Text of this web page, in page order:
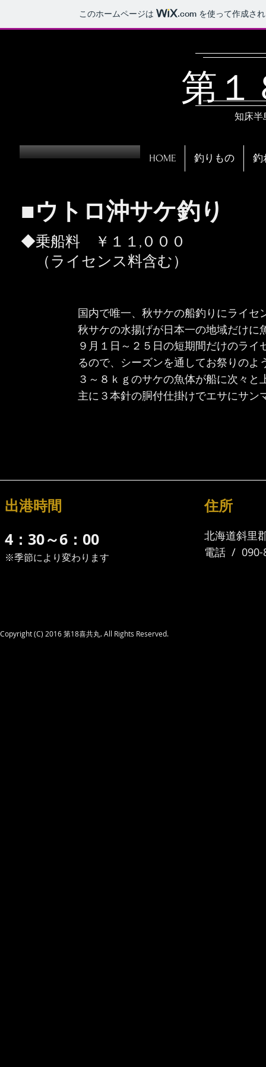
このホームページは .com を使って作成さ
第１
知床半
HOME 釣りもの 釣
■ウトロ沖サケ釣り
◆乗船料 ￥１１,０００
（ライセンス料含む）
国内で唯一、秋サケの船釣りにライ
秋サケの水揚げが日本一の地域だけに
９月１日～２５日の短期間だけのラ
るので、シーズンを通してお祭りのよ
３～８ｋｇのサケの魚体が船に次々
主に３本針の胴付仕掛けでエサにサ
出港時間
4：30～6：00
※季節により変わります
住所
北海道斜里
電話 / 090-
Copyright (C) 2016 第18喜共丸. All Rights Reserved.